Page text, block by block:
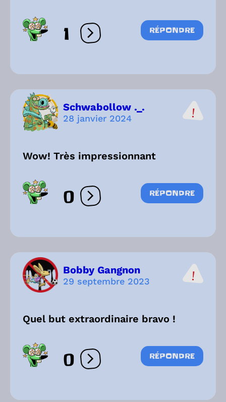
1 Ouvrir les réactions
RÉPONDRE
Schwabollow ._.
28 janvier 2024
Wow! Très impressionnant
0 Ouvrir les réactions
RÉPONDRE
Bobby Gangnon
29 septembre 2023
Quel but extraordinaire bravo !
0 Ouvrir les réactions
RÉPONDRE